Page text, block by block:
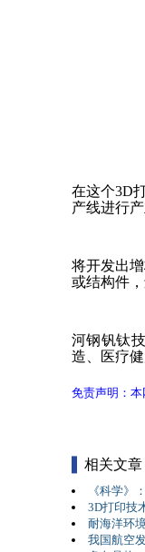
在这个3D
产线进行
将开发出
或结构件
河钢钒钛
造、医疗
免责声明：
相关文章
《科学》
3D打印技
耐海洋环
我国航空